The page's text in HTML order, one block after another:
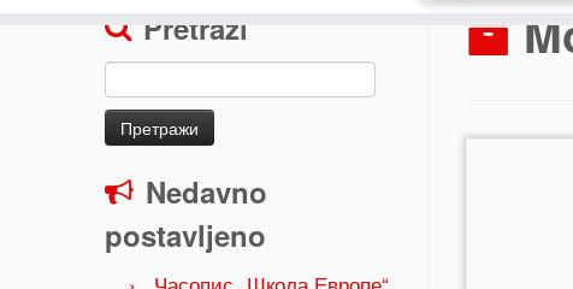
Pretraži
Претрага
за:
Nedavno
postavljeno